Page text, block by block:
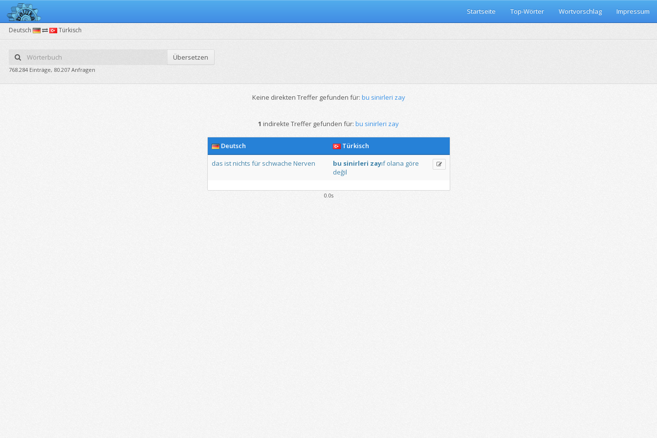
Startseite Top-Wörter Wortvorschlag Impressum
Deutsch Türkisch
Übersetzen
768.284 Einträge, 80.207 Anfragen
Keine direkten Treffer gefunden für: bu sinirleri zay
1 indirekte Treffer gefunden für: bu sinirleri zay
Deutsch
Türkisch
das istnichts für schwache Nerven bu sinirleri zayıf olana göre
değil
0.0s